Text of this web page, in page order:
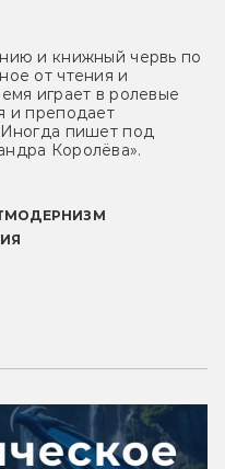
и книжный червь по
от чтения и
играет в ролевые
и преподает
пишет под
Королёва».